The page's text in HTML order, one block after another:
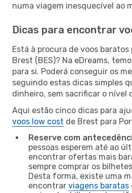
numa viagem inesquecível ao
Dicas para encontrar
Está à procura de voos baratos
Brest (BES)? Na eDreams,
para si. Poderá conseguir os
seguindo estas dicas simples
dinheiro, sem sacrificar o nível
Aqui estão cinco dicas para
voos low cost de Brest para
Reserve com
pessoas esperem até ao
encontrar ofertas mais
sempre comprar os
Desta forma, existe uma
encontrar viagens baratas